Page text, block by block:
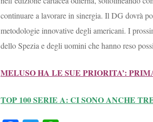
continuare a lavorare in sinergia. Il DG dovrà
metodologie innovative degli americani. I
dello Spezia e degli uomini che hanno reso
MELUSO HA LE SUE PRIORITA’:
TOP 100 SERIE A: CI SONO ANCHE